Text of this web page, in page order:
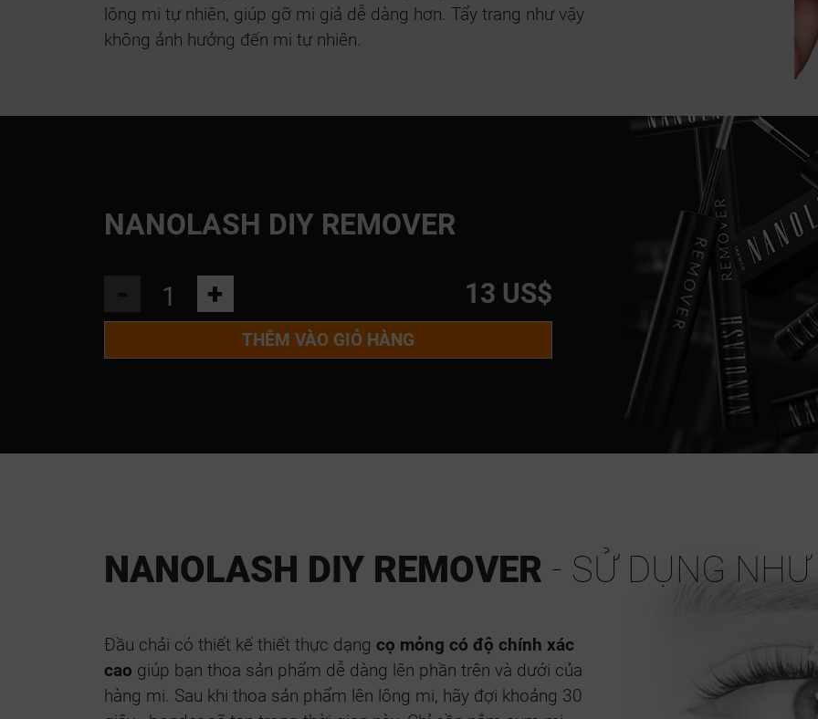
lông mi tự nhiên, giúp gỡ mi giả dễ dàng hơn. Tẩy trang như vậy
không ảnh hưởng đến mi tự nhiên.
NANOLASH DIY REMOVER
+ 13 US$
THÊM VÀO GIỎ HÀNG
NANOLASH DIY REMOVER - SỬ DỤNG
Đầu chải có thiết kế thiết thực dạng cọ mỏng có độ chính xác
cao giúp bạn thoa sản phẩm dễ dàng lên phần trên và dưới của
hàng mi. Sau khi thoa sản phẩm lên lông mi, hãy đợi khoảng 30